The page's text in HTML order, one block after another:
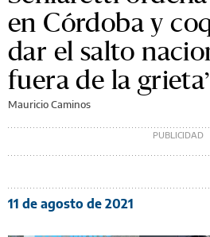
en Córdoba y
dar el salto
fuera de la
Mauricio Caminos
11 de agosto de 2021